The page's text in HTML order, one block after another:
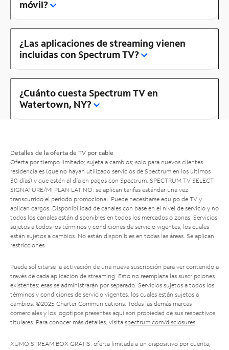
móvil?
¿Las aplicaciones de streaming vienen
incluidas con Spectrum TV?
¿Cuánto cuesta Spectrum TV en
Watertown, NY?
Detalles de la oferta de TV por cable
Oferta por tiempo limitado; sujeta a cambios; solo para nuevos clientes
residenciales (que no hayan utilizado servicios de Spectrum en los últimos
30 días) y que estén al día en pagos con Spectrum. SPECTRUM TV SELECT
SIGNATURE/MI PLAN LATINO: se aplican tarifas estándar una vez
transcurrido el período promocional. Puede necesitarse equipo de TV y
aplican cargos. Disponibilidad de canales con base en el nivel de servicio y no
todos los canales están disponibles en todos los mercados o zonas. Servicios
sujetos a todos los términos y condiciones de servicio vigentes, los cuales
están sujetos a cambios. No están disponibles en todas las áreas. Se aplican
restricciones.
Puede solicitarse la activación de una nueva suscripción para ver contenido a
través de cada aplicación de streaming. Esto no reemplaza las suscripciones
existentes; esas se administrarán por separado. Servicios sujetos a todos los
términos y condiciones de servicio vigentes, los cuales están sujetos a
cambios. ©2025 Charter Communications. Todas las demás marcas
comerciales y los logotipos presentes aquí son propiedad de sus respectivos
titulares. Para conocer más detalles, visita spectrum.com/disclosures.
XUMO STREAM BOX GRATIS: oferta limitada a un dispositivo por cuenta;